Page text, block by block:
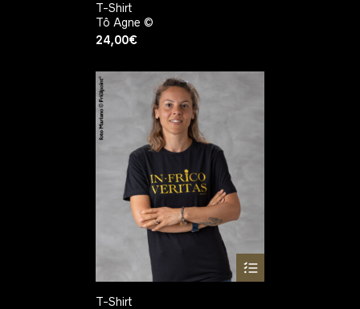
T-Shirt
Tô Agne ©
24,00€
T-Shirt